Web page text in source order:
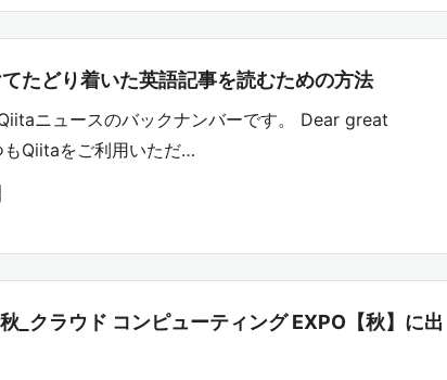
たどり着いた英語記事を読むための方法
ニュースのバックナンバーです。 Dear great
Qiitaをご利用いただ…
_クラウド コンピューティング EXPO【秋】に出